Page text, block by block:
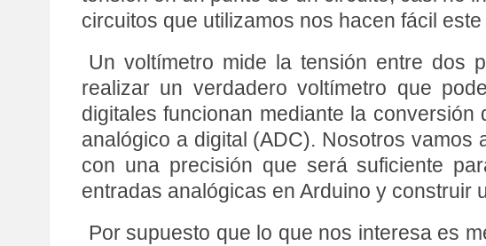
circuitos que utilizamos nos hacen fácil
Un voltímetro mide la tensión entre dos
realizar un verdadero voltímetro que
digitales funcionan mediante la
analógico a digital (ADC). Nosotros
con una precisión que será suficiente
entradas analógicas en Arduino y construir
Por supuesto que lo que nos interesa es